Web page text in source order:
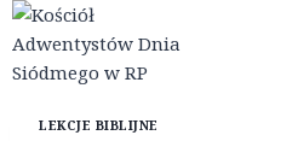
Przejdź
do
treści
LEKCJE BIBLIJNE